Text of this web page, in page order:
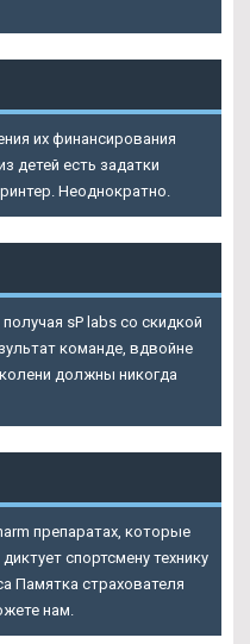
их финансирования
детей есть задатки
Неоднократно.
sP labs со скидкой
команде, вдвойне
должны никогда
препаратах, которые
спортсмену технику
Памятка страхователя
нам.